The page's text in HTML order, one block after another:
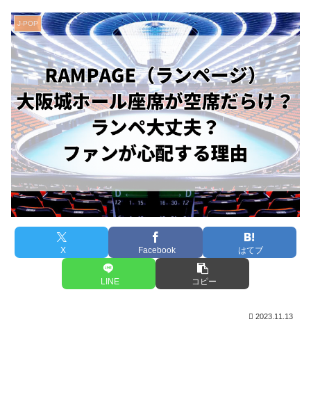
J-POP
X Facebook はてブ
LINE コピー
2023.11.13